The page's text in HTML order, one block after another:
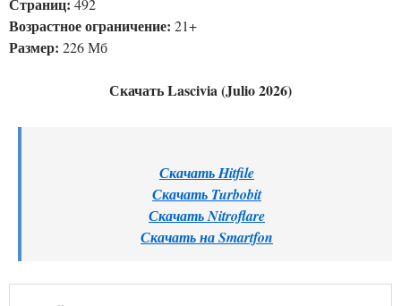
492
Возрастное ограничение: 21+
Размер: 226 Мб
Скачать Lascivia (Julio 2026)
Скачать Hitfile
Скачать Turbobit
Скачать Nitroflare
Скачать на Smartfon